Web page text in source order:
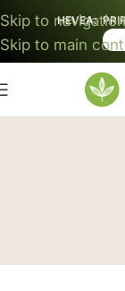
Skip to navigation
Skip to main
HEVEA: